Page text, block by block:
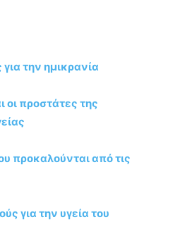
την ημικρανία
οι προστάτες της
προκαλούνται από τις
για την υγεία του